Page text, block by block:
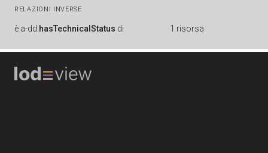
RELAZIONI INVERSE
è a-dd:hasTechnicalStatus di 1 risorsa